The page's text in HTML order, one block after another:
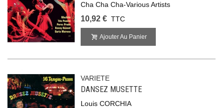
Cha Cha Cha-Various Artists
10,92 € TTC
Ajouter Au Panier
VARIETE
DANSEZ MUSETTE
Louis CORCHIA